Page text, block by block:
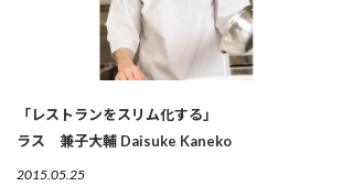
「レストランをスリム化する」
ラス 兼子大輔 Daisuke Kaneko
2015.05.25